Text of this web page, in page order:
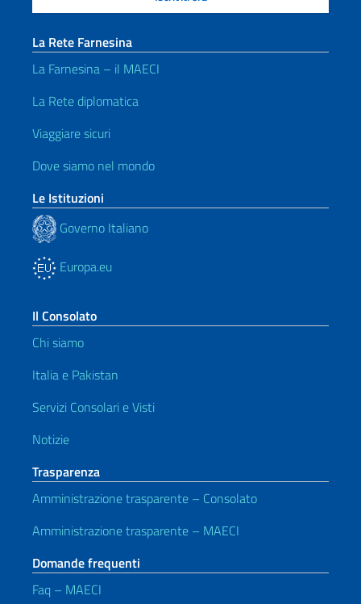
La Rete Farnesina
La Farnesina – il MAECI
La Rete diplomatica
Viaggiare sicuri
Dove siamo nel mondo
Le Istituzioni
Governo Italiano
Europa.eu
Il Consolato
Chi siamo
Italia e Pakistan
Servizi Consolari e Visti
Notizie
Trasparenza
Amministrazione trasparente – Consolato
Amministrazione trasparente – MAECI
Domande frequenti
Faq – MAECI